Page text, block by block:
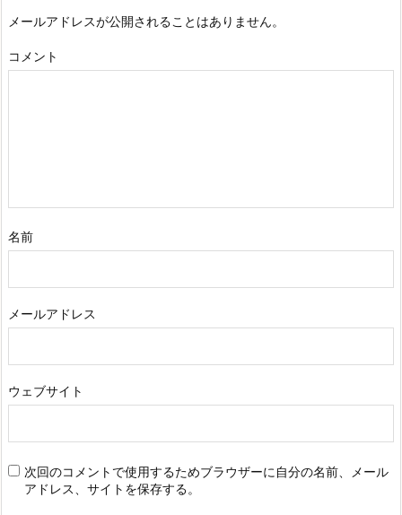
メールアドレスが公開されることはありません。
コメント
名前
メールアドレス
ウェブサイト
次回のコメントで使用するためブラウザーに自分の名前、メール
アドレス、サイトを保存する。